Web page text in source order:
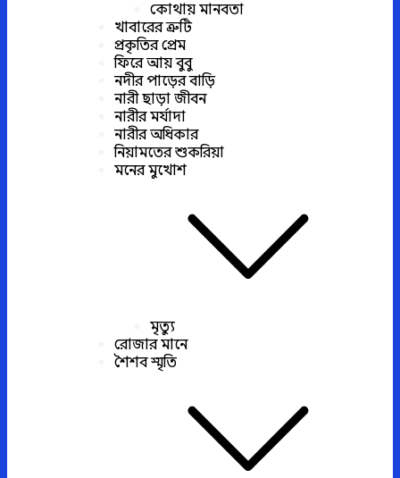
কোথায় মানবতা
খাবারের ত্রুটি
প্রকৃতির প্রেম
ফিরে আয় বুবু
নদীর পাড়ের বাড়ি
নারী ছাড়া জীবন
নারীর মর্যাদা
নারীর অধিকার
নিয়ামতের শুকরিয়া
মনের মুখোশ
মৃত্যু
রোজার মানে
শৈশব স্মৃতি